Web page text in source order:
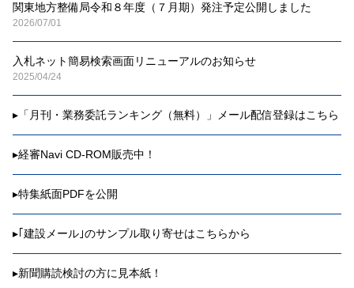
関東地方整備局令和８年度（７月期）発注予定公開しました
2026/07/01
入札ネット簡易検索画面リニューアルのお知らせ
2025/04/24
▸ 「月刊・業務委託ランキング（無料）」メール配信登録はこちら
▸経審Navi CD-ROM販売中！
▸特集紙面PDFを公開
▸｢建設メール｣のサンプル取り寄せはこちらから
▸新聞購読検討の方に見本紙！